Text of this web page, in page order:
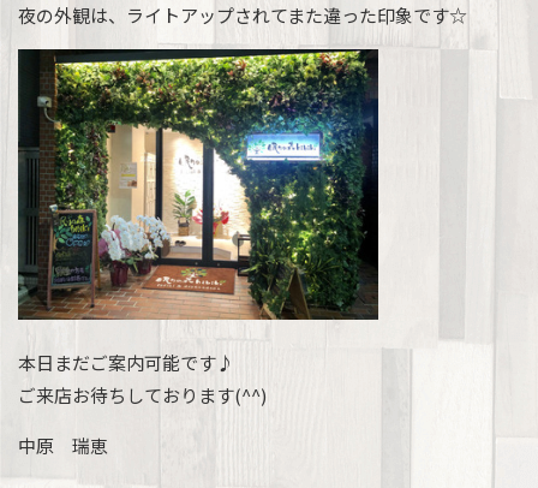
夜の外観は、ライトアップされてまた違った印象です☆
本日まだご案内可能です♪
ご来店お待ちしております(^^)
中原 瑞恵